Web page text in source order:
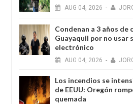
AUG 04, 2026 -
Condenan a 3 años de
Guayaquil por no usar
electrónico
AUG 04, 2026 -
Los incendios se
de EEUU: Oregón
quemada